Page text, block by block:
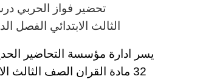
تحضير فواز الحربي د
الثالث الابتدائي الفصل
يسر ادارة مؤسسة التحاضير
32 مادة القران الصف الثالث